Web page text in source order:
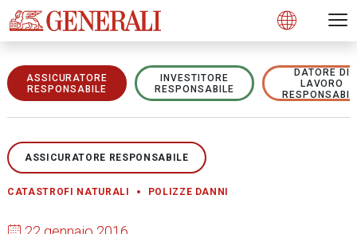
Open
ASSICURATORE
RESPONSABILE
INVESTITORE
RESPONSABILE
DATORE DI
LAVORO
ASSICURATORE RESPONSABILE
CATASTROFI NATURALI POLIZZE DANNI